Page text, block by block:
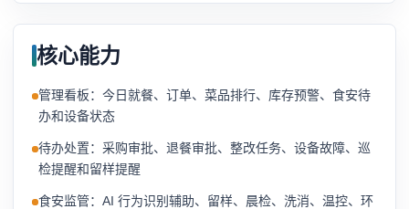
核心能力
管理看板：今日就餐、订单、菜品排行、库存预警、食安待
办和设备状态
待办处置：采购审批、退餐审批、整改任务、设备故障、巡
检提醒和留样提醒
食安监管：AI 行为识别辅助、留样、晨检、洗消、温控、环